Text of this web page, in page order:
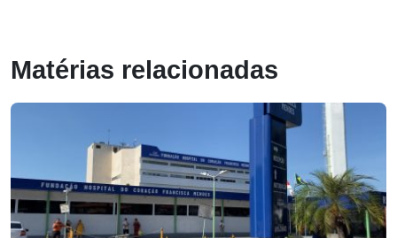
Matérias relacionadas